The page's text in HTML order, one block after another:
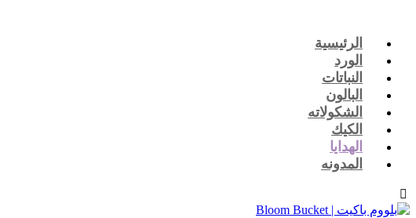
الرئيسية
الورد
النباتات
البالون
الشكولاته
الكيك
الهدايا
المدونه